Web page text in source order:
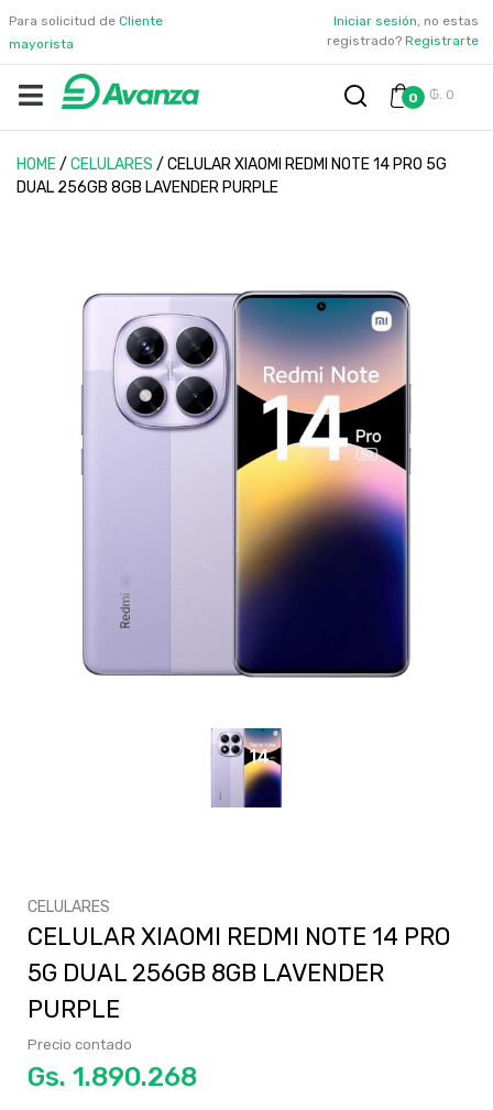
Para solicitud de Cliente
mayorista
Iniciar sesión, no estas
registrado? Registrarte
0 ₲. 0
HOME/ CELULARES / CELULAR XIAOMI REDMI NOTE 14 PRO 5G
DUAL 256GB 8GB LAVENDER PURPLE
CELULARES
CELULAR XIAOMI REDMI NOTE 14 PRO
5G DUAL 256GB 8GB LAVENDER
PURPLE
Precio contado
Gs.